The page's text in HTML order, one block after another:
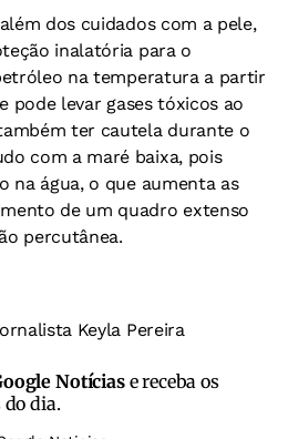
dos cuidados com a pele,
inalatória para o
na temperatura a partir
pode levar gases tóxicos ao
ter cautela durante o
com a maré baixa, pois
na água, o que aumenta as
de um quadro extenso
percutânea.
Keyla Pereira
Notíciase receba os
dia.